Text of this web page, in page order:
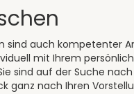
auch kompetenter
mit Ihrem
sind auf der Suche
ganz nach Ihren